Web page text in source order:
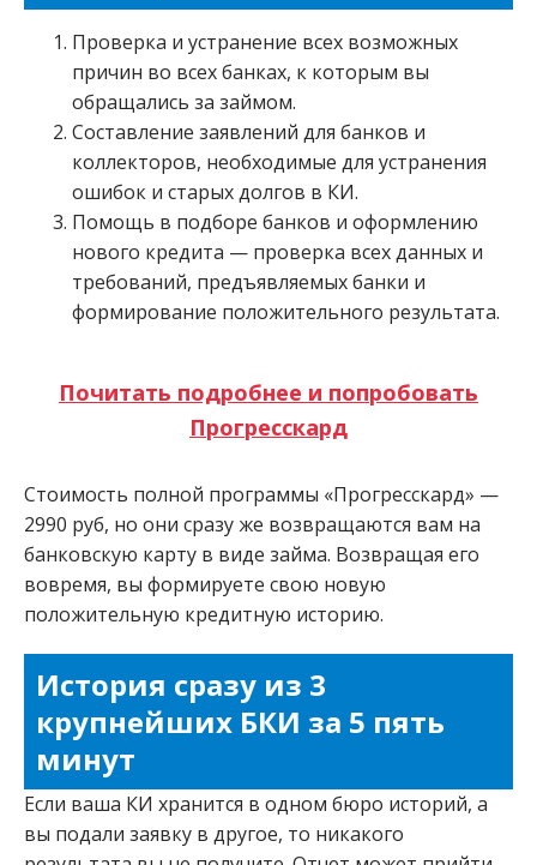
Проверка и устранение всех возможных
причин во всех банках, к которым вы
обращались за займом.
Составление заявлений для банков и
коллекторов, необходимые для устранения
ошибок и старых долгов в КИ.
Помощь в подборе банков и оформлению
нового кредита — проверка всех данных и
требований, предъявляемых банки и
формирование положительного результата.
Почитать подробнее и попробовать
Прогресскард
Стоимость полной программы «Прогресскард» —
2990 руб, но они сразу же возвращаются вам на
банковскую карту в виде займа. Возвращая его
вовремя, вы формируете свою новую
положительную кредитную историю.
История сразу из 3
крупнейших БКИ за 5 пять
минут
Если ваша КИ хранится в одном бюро историй, а
вы подали заявку в другое, то никакого